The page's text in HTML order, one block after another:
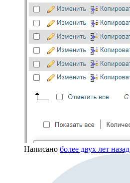
Написано более двух лет назад